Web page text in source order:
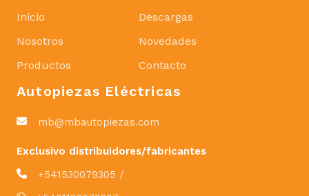
Inicio
Nosotros
Productos
Descargas
Novedades
Contacto
Autopiezas Eléctricas
mb@mbautopiezas.com
Exclusivo distribuidores/fabricantes
+541530079305 /